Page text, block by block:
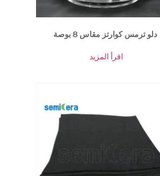
دلو ترمس كوارتز مقاس 8 بوصة
اقرأ المزيد